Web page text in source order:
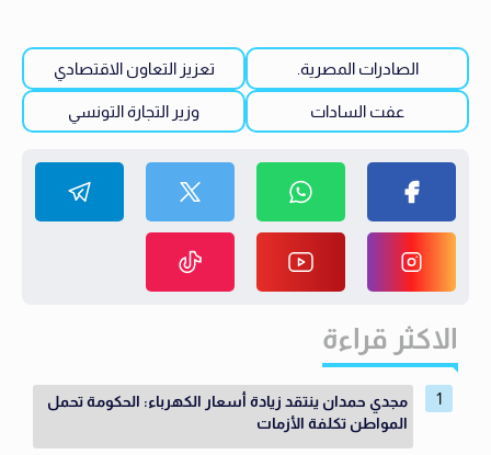
الصادرات المصرية. تعزيز التعاون الاقتصادي
عفت السادات وزير التجارة التونسي
الاكثر قراءة
مجدي حمدان ينتقد زيادة أسعار الكهرباء: الحكومة تحمل
المواطن تكلفة الأزمات